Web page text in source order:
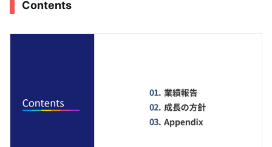
Contents